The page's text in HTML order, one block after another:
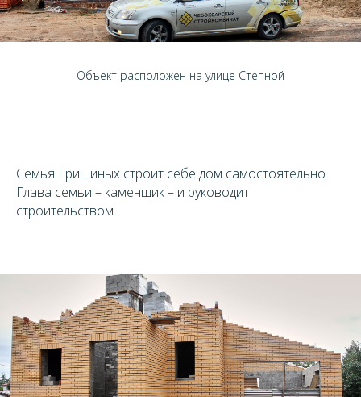
Объект расположен на улице Степной
Семья Гришиных строит себе дом самостоятельно.
Глава семьи – каменщик – и руководит
строительством.